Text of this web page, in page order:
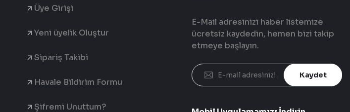
Üye Girişi
Yeni üyelik Oluştur
Sipariş Takibi
Havale Bildirim Formu
Şifremi Unuttum?
E-Mail adresinizi haber listemize
ücretsiz kaydedin, hemen bizi takip
etmeye başlayın.
Kaydet